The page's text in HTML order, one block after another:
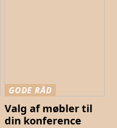
GODE RÅD
Valg af møbler til
din konference